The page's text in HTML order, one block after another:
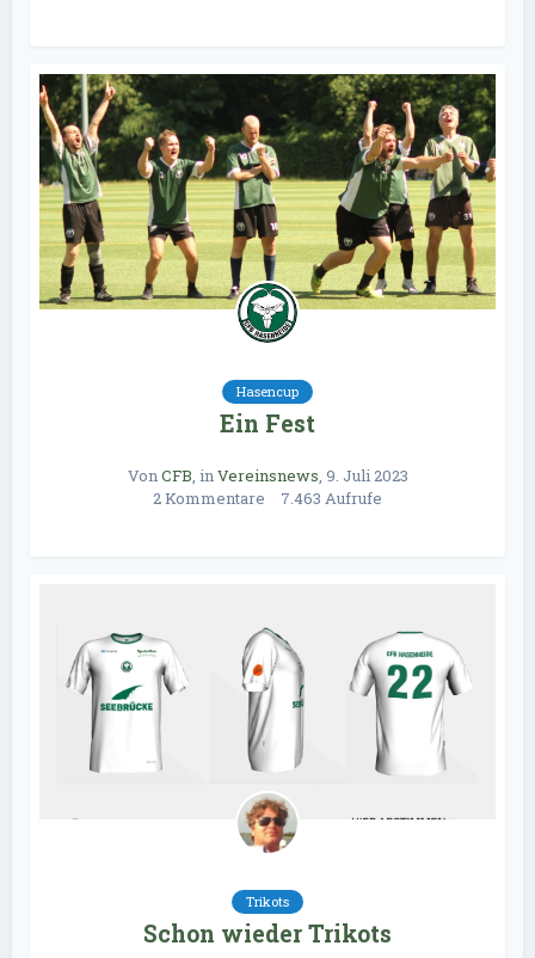
Hasencup
Ein Fest
VonCFB, inVereinsnews, 9. Juli 2023
2 Kommentare
7.463 Aufrufe
Trikots
Schon wieder Trikots